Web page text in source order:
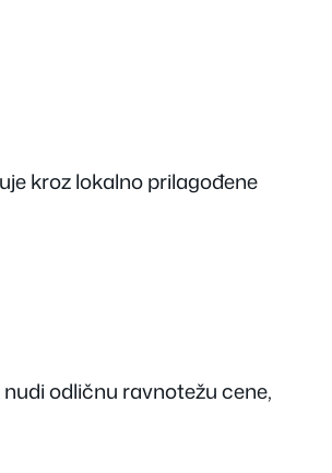
kroz lokalno prilagođene
odličnu ravnotežu cene,